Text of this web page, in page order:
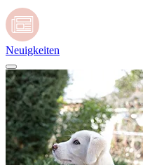
Neuigkeiten